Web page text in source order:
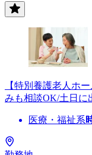
【特別養護老人ホ
みも相談OK/土日
医療・福祉系